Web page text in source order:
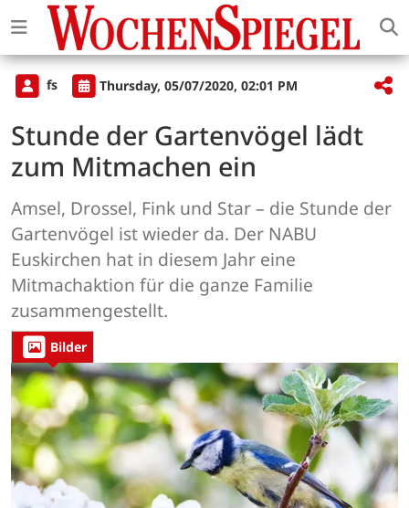
fs Thursday, 05/07/2020, 02:01 PM
Stunde der Gartenvögel lädt
zum Mitmachen ein
Amsel, Drossel, Fink und Star – die Stunde der
Gartenvögel ist wieder da. Der NABU
Euskirchen hat in diesem Jahr eine
Mitmachaktion für die ganze Familie
zusammengestellt.
Bilder